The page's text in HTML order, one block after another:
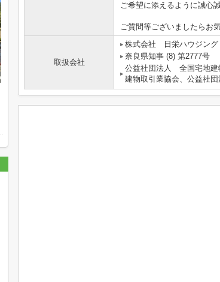
ご希望に添えるように誠心
ご質問等ございましたらお
取扱会社
株式会社 日栄ハウジング
奈良県知事 (8) 第2777号
公益社団法人 全国宅地
建物取引業協会、公益社